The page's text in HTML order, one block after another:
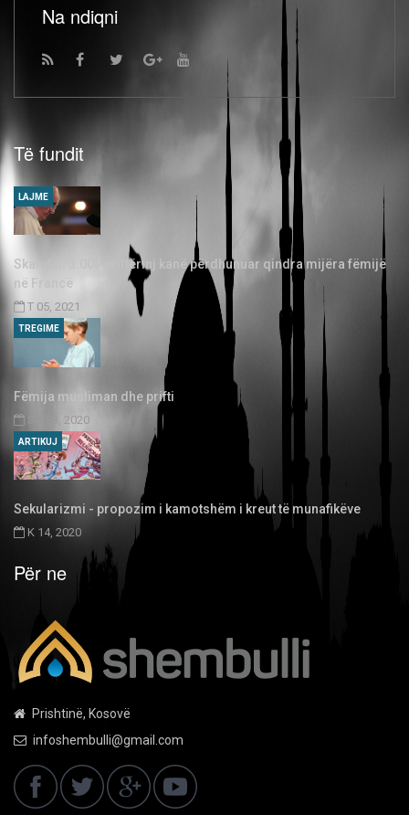
Na ndiqni
Të fundit
Skandal: 3.000 priftërinj kanë përdhunuar qindra mijëra fëmijë
në Francë
T 05, 2021
LAJME
Fëmija musliman dhe prifti
SH 03, 2020
TREGIME
Sekularizmi - propozim i kamotshëm i kreut të munafikëve
K 14, 2020
ARTIKUJ
Për ne
Prishtinë, Kosovë
infoshembulli@gmail.com